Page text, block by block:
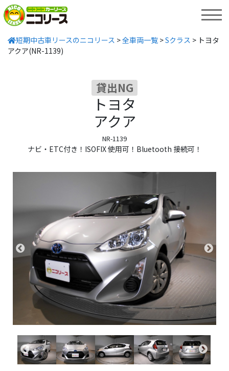
短期中古車リースのニコリース >全車両一覧 >Sクラス > トヨタ
アクア(NR-1139)
貸出NG
トヨタ
アクア
NR-1139
ナビ・ETC付き！ISOFIX 使用可！Bluetooth 接続可！